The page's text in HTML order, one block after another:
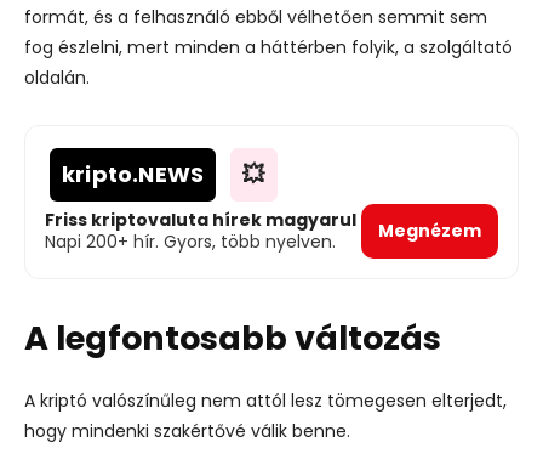
formát, és a felhasználó ebből vélhetően semmit sem
fog észlelni, mert minden a háttérben folyik, a szolgáltató
oldalán.
kripto.NEWS 💥
Friss kriptovaluta hírek magyarul
Napi 200+ hír. Gyors, több nyelven.
Megnézem
A legfontosabb változás
A kriptó valószínűleg nem attól lesz tömegesen elterjedt,
hogy mindenki szakértővé válik benne.